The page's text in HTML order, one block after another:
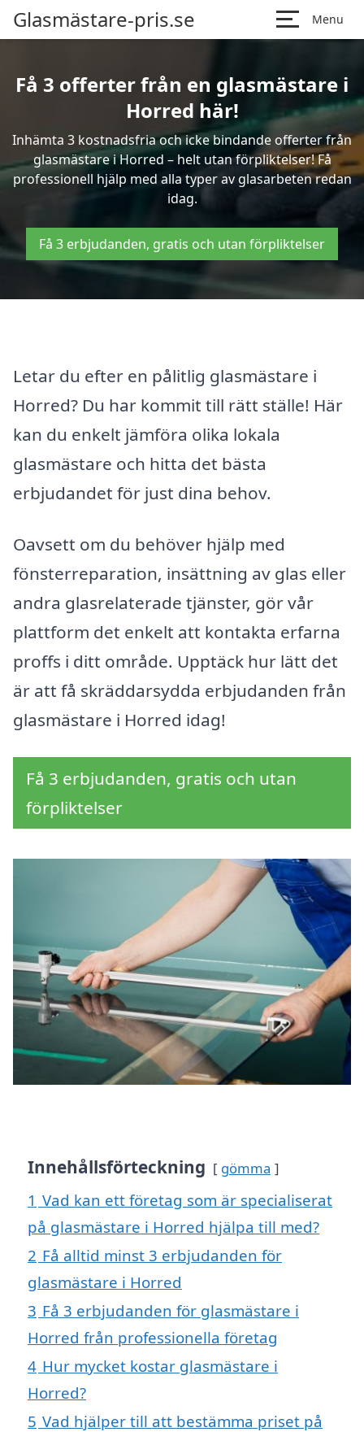
Glasmästare-pris.se Menu
Få 3 offerter från en glasmästare i
Horred här!
Inhämta 3 kostnadsfria och icke bindande offerter från
glasmästare i Horred – helt utan förpliktelser! Få
professionell hjälp med alla typer av glasarbeten redan
idag.
Få 3 erbjudanden, gratis och utan förpliktelser
Letar du efter en pålitlig glasmästare i
Horred? Du har kommit till rätt ställe! Här
kan du enkelt jämföra olika lokala
glasmästare och hitta det bästa
erbjudandet för just dina behov.
Oavsett om du behöver hjälp med
fönsterreparation, insättning av glas eller
andra glasrelaterade tjänster, gör vår
plattform det enkelt att kontakta erfarna
proffs i ditt område. Upptäck hur lätt det
är att få skräddarsydda erbjudanden från
glasmästare i Horred idag!
Få 3 erbjudanden, gratis och utan
förpliktelser
Innehållsförteckning gömma
1 Vad kan ett företag som är specialiserat
på glasmästare i Horred hjälpa till med?
2 Få alltid minst 3 erbjudanden för
glasmästare i Horred
3 Få 3 erbjudanden för glasmästare i
Horred från professionella företag
4 Hur mycket kostar glasmästare i
Horred?
5 Vad hjälper till att bestämma priset på